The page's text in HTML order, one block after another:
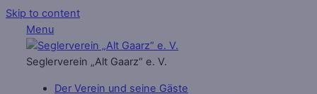
Skip to content
Menu
Seglerverein „Alt Gaarz“ e. V.
Der Verein und seine Gäste